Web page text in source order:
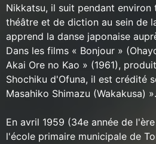
Nikkatsu, il suit pendant environ
théâtre et de diction au sein de
apprend la danse japonaise
Dans les films « Bonjour »
Akai Ore no Kao » (1961),
Shochiku d'Ofuna, il est crédité
Masahiko Shimazu (Wakakusa) ».
En avril 1959 (34e année de
l'école primaire municipale de